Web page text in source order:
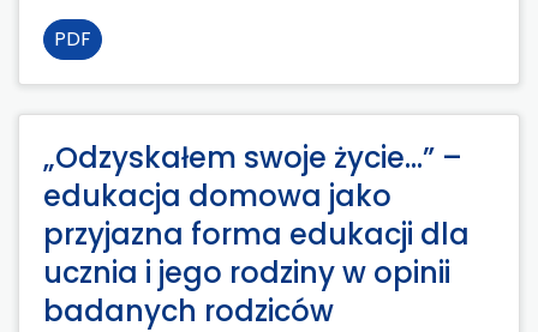
PDF
„Odzyskałem swoje życie…” –
edukacja domowa jako
przyjazna forma edukacji dla
ucznia i jego rodziny w opinii
badanych rodziców